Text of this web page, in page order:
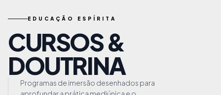
EDUCAÇÃO ESPÍRITA
CURSOS &
DOUTRINA
Programas de imersão desenhados para